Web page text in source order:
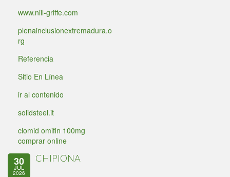
www.nill-griffe.com
plenainclusionextremadura.o
rg
Referencia
Sitio En Línea
ir al contenido
solidsteel.it
clomid omifin 100mg
comprar online
30
JUL
2026
CHIPIONA